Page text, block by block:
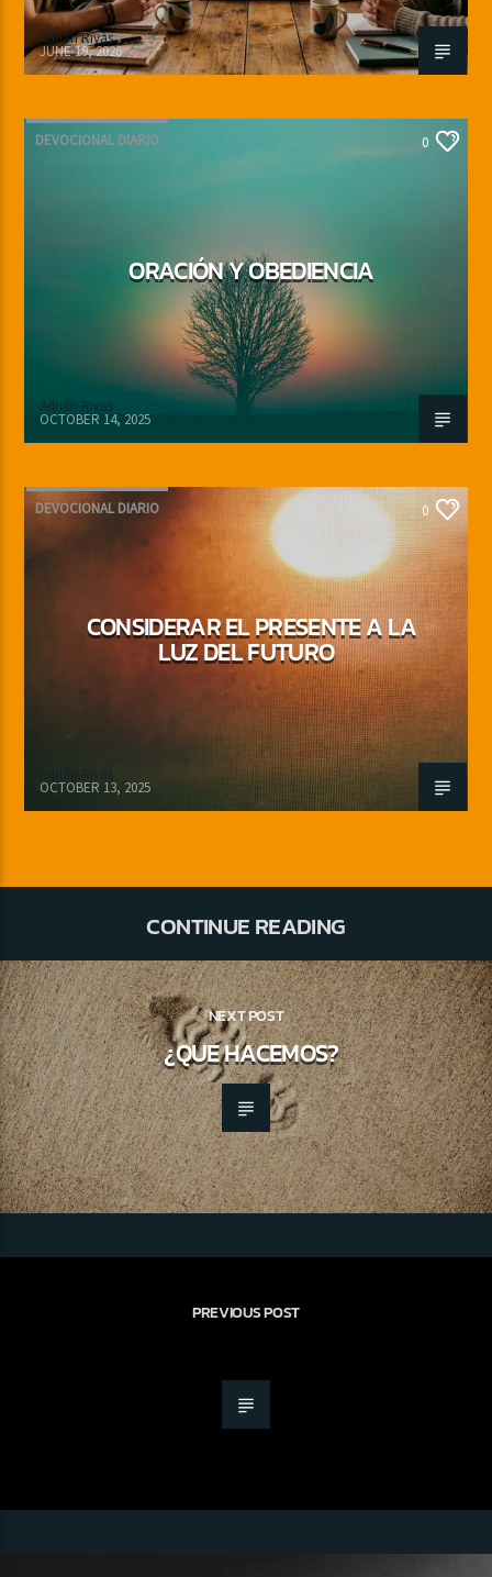
Adrián Rivas
JUNE 19, 2026
DEVOCIONAL DIARIO 0
ORACIÓN Y OBEDIENCIA
Adrián Rivas
OCTOBER 14, 2025
DEVOCIONAL DIARIO 0
CONSIDERAR EL PRESENTE A LA
LUZ DEL FUTURO
Adrián Rivas
OCTOBER 13, 2025
CONTINUE READING
NEXT POST
¿QUE HACEMOS?
PREVIOUS POST